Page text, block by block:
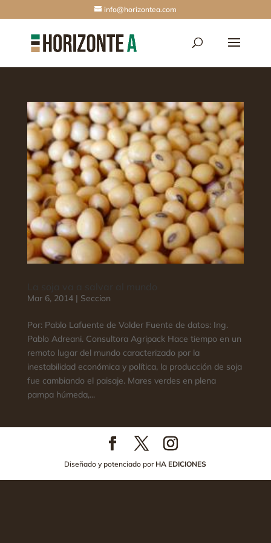
info@horizontea.com
Mar 6, 2014| Seccion
Por: Pablo Lafuente de Volder Fuente de datos: Ing.
Pablo Adreani. Consultora Agripack Hace tiempo en un
remoto lugar del mundo caracterizado por la
inestabilidad económica y política, la producción de soja
fue cambiando el paisaje. Mares verdes en plena
pampa húmeda,...
Diseñado y potenciado por HA EDICIONES